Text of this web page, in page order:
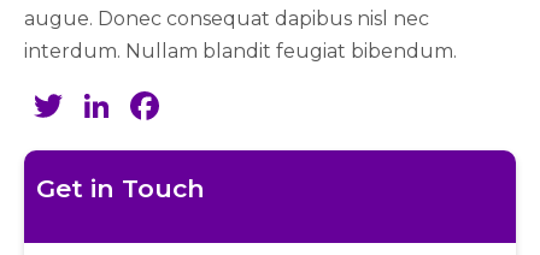
augue. Donec consequat dapibus nisl nec
interdum. Nullam blandit feugiat bibendum.
Twitter
LinkedIn
Get in Touch